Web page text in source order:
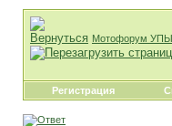
Мотофорум
Регистрация